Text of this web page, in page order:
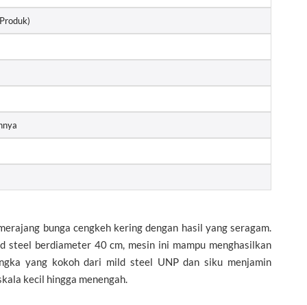
bunga cengkeh kering dengan hasil yang seragam.
berdiameter 40 cm, mesin ini mampu menghasilkan
yang kokoh dari mild steel UNP dan siku menjamin
kecil hingga menengah.